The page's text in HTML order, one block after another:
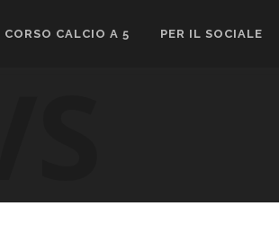
CORSO CALCIO A 5 PER IL SOCIALE